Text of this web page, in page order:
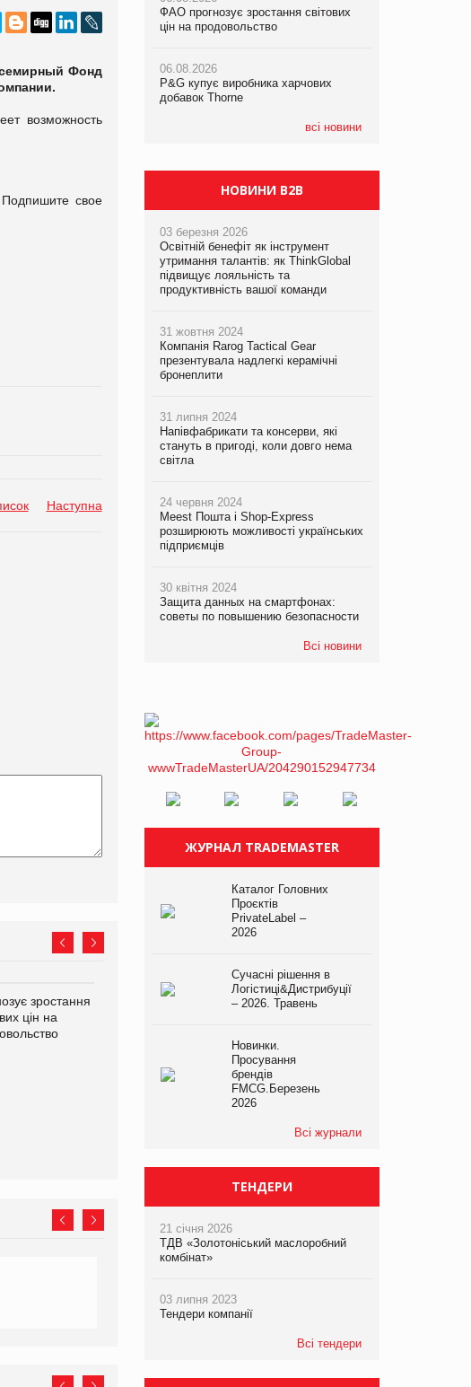
Фонд
возможность
свое
Наступна
зростання
цін на
P&G купує виробника
Bosch заявила про повне
ФАО прогнозує зростання світових
цін на продовольство
06.08.2026
P&G купує виробника харчових
добавок Thorne
всі новини
у VARUS з’явилися новинки від ТМ
ТОКЕРИ
PrivateLabel&FMCG Master 2026
ФАО прогнозує зростання світових
цін на продовольство
06.08.2026
P&G купує виробника харчових
добавок Thorne
НОВИНИ B2B
03 березня 2026
Освітній бенефіт як інструмент
утримання талантів: як ThinkGlobal
підвищує лояльність та
продуктивність вашої команди
31 жовтня 2024
Компанія Rarog Tactical Gear
презентувала надлегкі керамічні
бронеплити
31 липня 2024
Напівфабрикати та консерви, які
стануть в пригоді, коли довго нема
світла
24 червня 2024
Meest Пошта і Shop-Express
розширюють можливості українських
підприємців
30 квітня 2024
Защита данных на смартфонах:
советы по повышению безопасности
Всі новини
ЖУРНАЛ TRADEMASTER
Каталог Головних
Проєктів
PrivateLabel –
2026
Сучасні рішення в
Логістиці&Дистрибуції
– 2026. Травень
Новинки.
Просування
брендів
FMCG.Березень
2026
Всі журнали
ТЕНДЕРИ
21 січня 2026
ТДВ «Золотоніський маслоробний
комбінат»
03 липня 2023
Тендери компанії
Всі тендери